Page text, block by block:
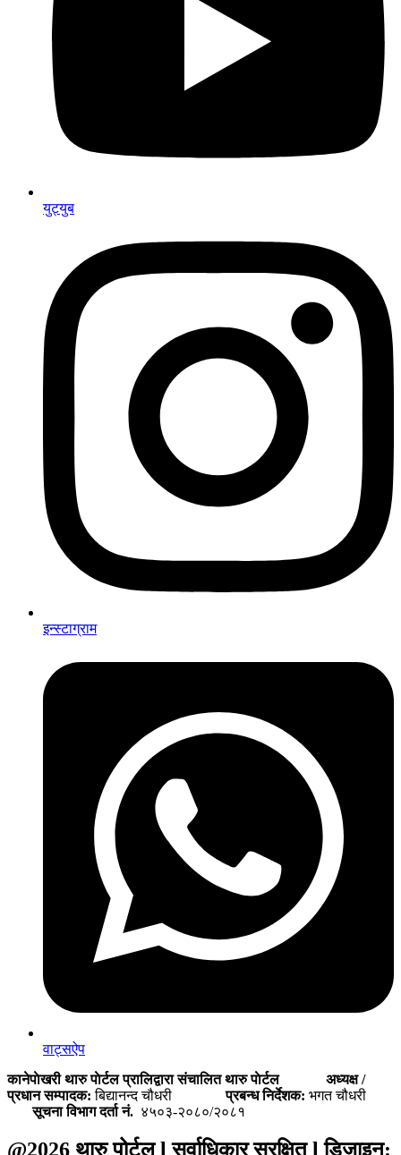
युट्युब
इन्स्टाग्राम
वाट्सऐप
कानेपाेखरी थारु पाेर्टल प्रालिद्वारा संचालित थारु पाेर्टल
अध्यक्ष /
प्रधान सम्पादक: बिद्यानन्द चौधरीप्रबन्ध निर्देशक: भगत चौधरी
सूचना विभाग दर्ता नं. ४५०३-२०८०/२०८१
@2026 थारु पोर्टल l सर्वाधिकार सुरक्षित l डिजाइन: